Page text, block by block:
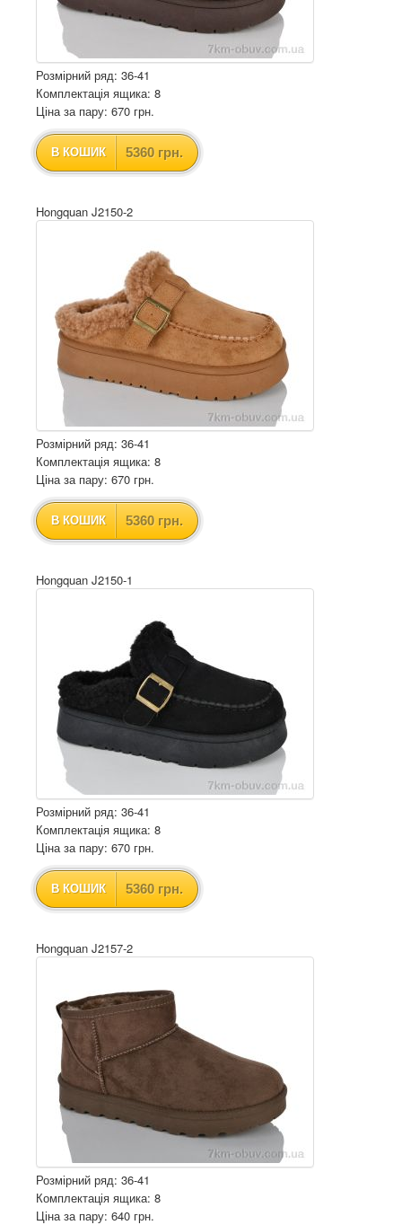
Розмірний ряд: 36-41
Комплектація ящика: 8
Ціна за пару: 670 грн.
В КОШИК 5360 грн.
Hongquan J2150-2
Розмірний ряд: 36-41
Комплектація ящика: 8
Ціна за пару: 670 грн.
В КОШИК 5360 грн.
Hongquan J2150-1
Розмірний ряд: 36-41
Комплектація ящика: 8
Ціна за пару: 670 грн.
В КОШИК 5360 грн.
Hongquan J2157-2
Розмірний ряд: 36-41
Комплектація ящика: 8
Ціна за пару: 640 грн.